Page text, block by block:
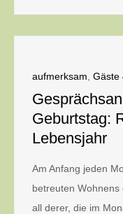
aufmerksam Gäste
Geburtstag:
Lebensjahr
Am Anfang jeden
betreuten
all derer, die im